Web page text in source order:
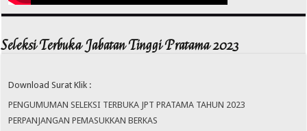
Seleksi Terbuka Jabatan Tinggi Pratama 2023
Download Surat Klik :
PENGUMUMAN SELEKSI TERBUKA JPT PRATAMA TAHUN 2023
PERPANJANGAN PEMASUKKAN BERKAS